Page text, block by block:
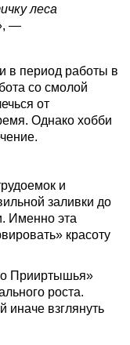
леса
—
в период работы в
со смолой
от
Однако хобби
и
заливки до
Именно эта
красоту
Прииртышья»
роста.
иначе взглянуть